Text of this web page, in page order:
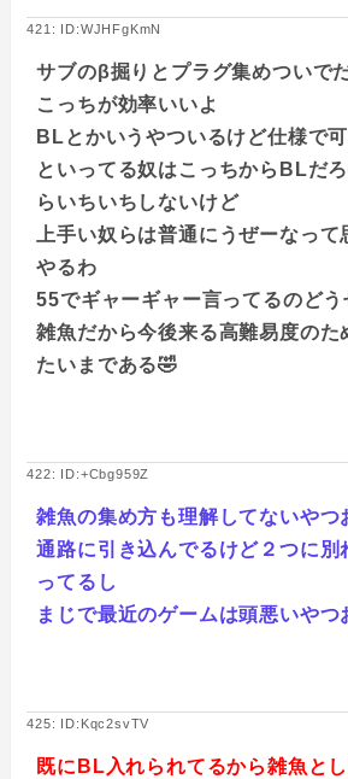
421: ID:WJHFgKmN
サブのβ掘りとプラグ集めついで
こっちが効率いいよ
BLとかいうやついるけど仕様で
といってる奴はこっちからBLだ
らいちいちしないけど
上手い奴らは普通にうぜーなっ
やるわ
55でギャーギャー言ってるのど
雑魚だから今後来る高難易度の
たいまである🤣
422: ID:+Cbg959Z
雑魚の集め方も理解してないやつ
通路に引き込んでるけど２つに別
ってるし
まじで最近のゲームは頭悪いやつ
425: ID:Kqc2svTV
既にBL入れられてるから雑魚と